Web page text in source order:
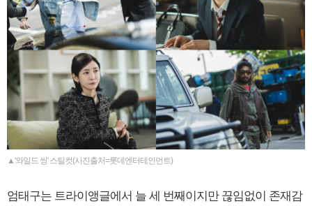
▲'와일드 씽' 스틸컷(사진출처=롯데엔터테인먼트)
엄태구는 트라이앵글에서 늘 세 번째이지만 끊임없이 존재감